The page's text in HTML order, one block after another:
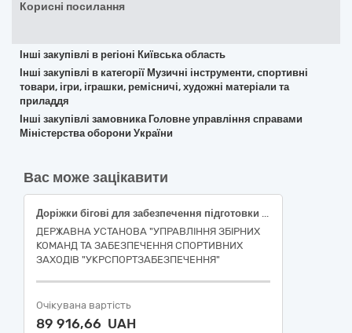
Корисні посилання
Інші закупівлі в регіоні Київська область
Інші закупівлі в категорії Музичні інструменти, спортивні
товари, ігри, іграшки, ремісничі, художні матеріали та
приладдя
Інші закупівлі замовника Головне управління справами
Міністерства оборони України
Вас може зацікавити
Доріжки бігові для забезпечення підготовки та участі національної збірної команди України з гімнастики художньої в міжнародних змаганнях (ДК 021:2015: 37440000-4 — Інвентар для фітнесу) (наказ 3737)
ДЕРЖАВНА УСТАНОВА "УПРАВЛІННЯ ЗБІРНИХ
КОМАНД ТА ЗАБЕЗПЕЧЕННЯ СПОРТИВНИХ
ЗАХОДІВ "УКРСПОРТЗАБЕЗПЕЧЕННЯ"
Очікувана вартість
89 916,66 UAH